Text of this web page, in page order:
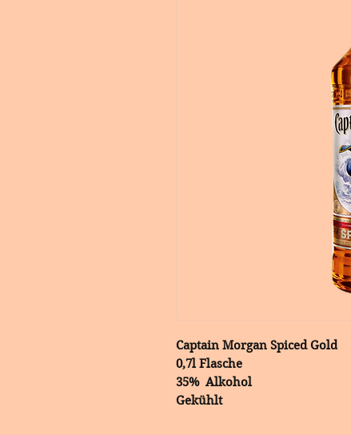
Captain Morgan Spiced Gold
0,7l Flasche
35% Alkohol
Gekühlt